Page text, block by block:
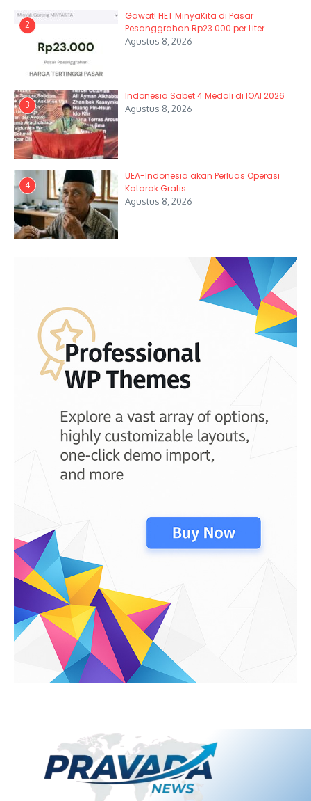
2
Gawat! HET MinyaKita di Pasar
Pesanggrahan Rp23.000 per Liter
Agustus 8, 2026
3
Indonesia Sabet 4 Medali di IOAI 2026
Agustus 8, 2026
4
UEA-Indonesia akan Perluas Operasi
Katarak Gratis
Agustus 8, 2026